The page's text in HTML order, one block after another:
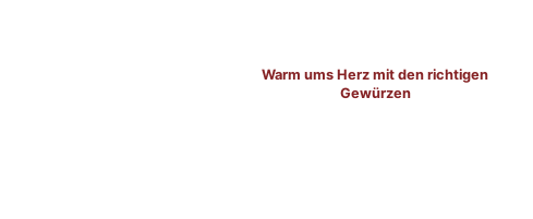
Warm ums Herz mit den richtigen
Gewürzen